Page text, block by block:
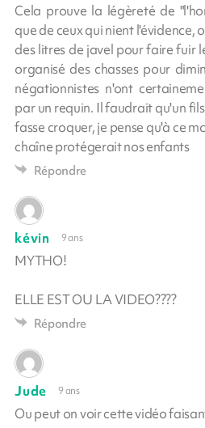
Cela prouve la légèreté de
que de ceux qui nient l'évidence,
des litres de javel pour faire fuir
organisé des chasses pour
négationnistes n'ont
par un requin. Il faudrait qu'un
fasse croquer, je pense qu'à ce
chaîne protégerait nos enfants
Répondre
kévin 9 ans
MYTHO!
ELLE EST OU LA VIDEO????
Répondre
Jude 9 ans
Ou peut on voir cette vidéo